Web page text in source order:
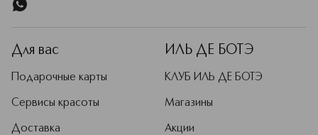
Для вас
Подарочные карты
Сервисы красоты
Доставка
ИЛЬ ДЕ БОТЭ
КЛУБ ИЛЬ ДЕ БОТЭ
Магазины
Акции